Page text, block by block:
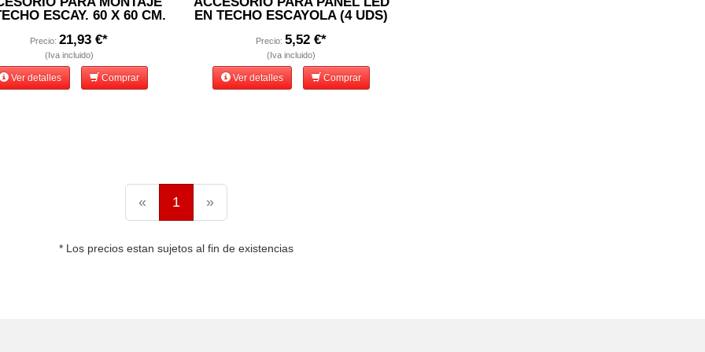
ESCAY. 60 X 60 CM.
Precio:21,93 €*
(Iva incluido)
Ver detalles Comprar
EN TECHO ESCAYOLA (4 UDS)
Precio:5,52 €*
(Iva incluido)
Ver detalles Comprar
« 1 »
* Los precios estan sujetos al fin de existencias